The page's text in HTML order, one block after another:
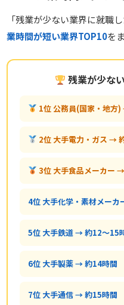
「残業が少ない業界に就職
業時間が短い業界TOP10を
残業が少な
1位 公務員(国家・地方
2位 大手電力・ガス →
3位 大手食品メーカー
4位 大手化学・素材メー
5位 大手鉄道 → 約12〜15
6位 大手製薬 → 約14時間
7位 大手通信 → 約15時間